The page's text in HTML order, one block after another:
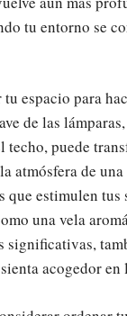
tu entorno se
espacio para
de las
techo, puede
atmósfera de
que estimulen tus
una vela
significativas,
acogedor